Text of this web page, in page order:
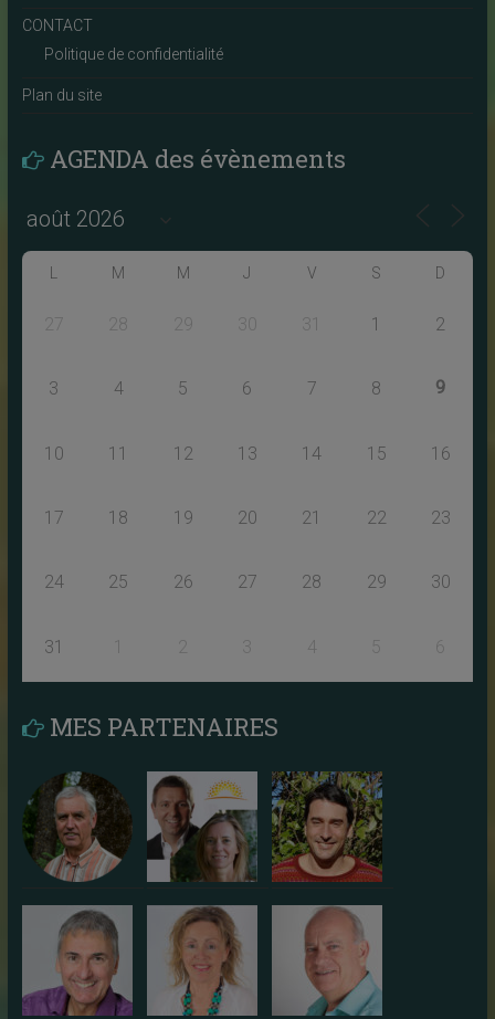
CONTACT
Politique de confidentialité
Plan du site
AGENDA des évènements
M M J V S D
27 28 29 30 31 1 2
3 4 5 6 7 8 9
10 11 12 13 14 15 16
17 18 19 20 21 22 23
24 25 26 27 28 29 30
31 1 3 4 5 6
MES PARTENAIRES